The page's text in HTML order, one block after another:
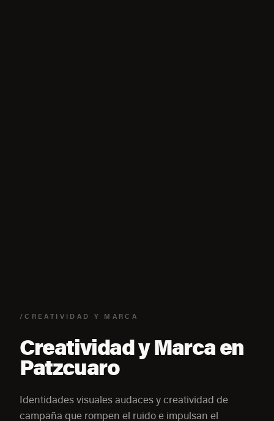
/CREATIVIDAD Y MARCA
Creatividad y Marca en
Patzcuaro
Identidades visuales audaces y creatividad de
campaña que rompen el ruido e impulsan el